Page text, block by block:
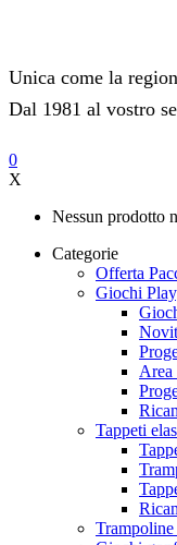
Unica come la
Dal 1981 al vostro
0
X
Nessun prodotto
Categorie
Offerta
Giochi
Area
Tappeti